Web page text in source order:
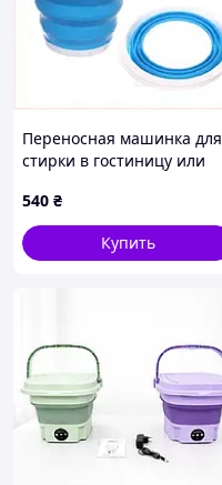
Переносная машинка для
стирки в гостиницу или
540 ₴
Купить